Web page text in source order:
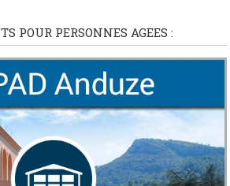
POUR PERSONNES AGEES :